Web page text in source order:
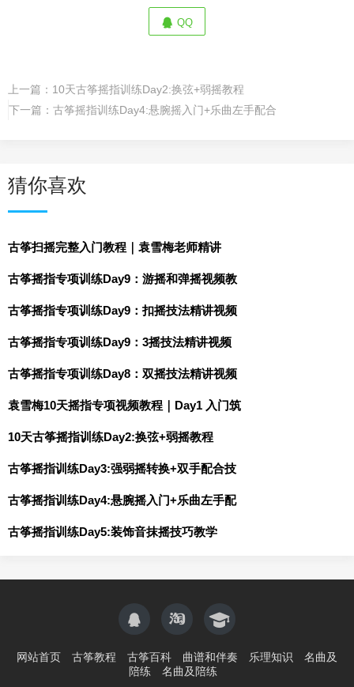
QQ
上一篇： 10天古筝摇指训练Day2:换弦+弱摇教程
下一篇： 古筝摇指训练Day4:悬腕摇入门+乐曲左手配合
猜你喜欢
古筝扫摇完整入门教程｜袁雪梅老师精讲
古筝摇指专项训练Day9：游摇和弹摇视频教
古筝摇指专项训练Day9：扣摇技法精讲视频
古筝摇指专项训练Day9：3摇技法精讲视频
古筝摇指专项训练Day8：双摇技法精讲视频
袁雪梅10天摇指专项视频教程｜Day1 入门筑
10天古筝摇指训练Day2:换弦+弱摇教程
古筝摇指训练Day3:强弱摇转换+双手配合技
古筝摇指训练Day4:悬腕摇入门+乐曲左手配
古筝摇指训练Day5:装饰音抹摇技巧教学
网站首页 古筝教程 古筝百科 曲谱和伴奏 乐理知识
名曲及
陪练
名曲及陪练